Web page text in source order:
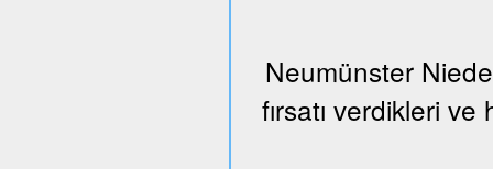
Neumünster
fırsatı verdikleri